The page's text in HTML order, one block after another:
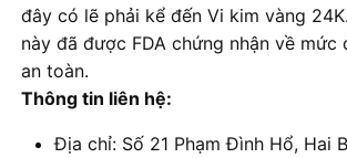
đây có lẽ phải kể đến Vi kim vàng
này đã được FDA chứng nhận về mức
an toàn.
Thông tin liên hệ:
Địa chỉ: Số 21 Phạm Đình Hổ, Hai